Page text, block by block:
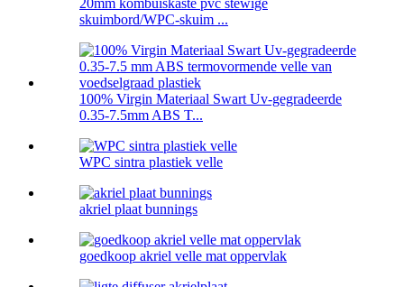
20mm kombuiskaste pvc stewige
skuimbord/WPC-skuim ...
100% Virgin Materiaal Swart Uv-gegradeerde
0.35-7.5mm ABS T...
WPC sintra plastiek velle
akriel plaat bunnings
goedkoop akriel velle mat oppervlak